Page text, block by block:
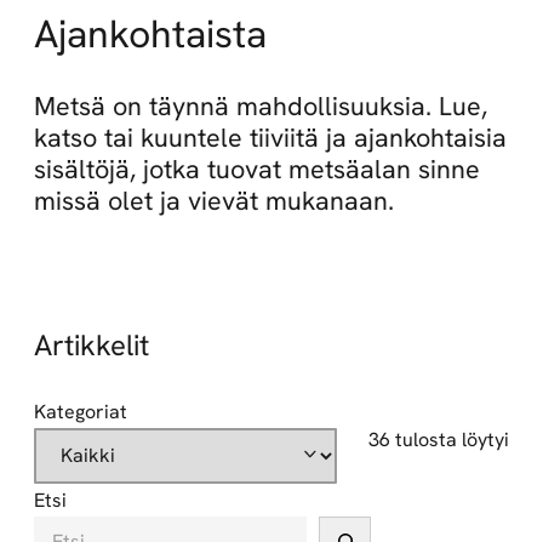
metsäalan
töitä
huippuosaajat.
Ajankohtaista
Metsä on täynnä mahdollisuuksia. Lue,
katso tai kuuntele tiiviitä ja ajankohtaisia
sisältöjä, jotka tuovat metsäalan sinne
missä olet ja vievät mukanaan.
Artikkelit
Kategoriat
36 tulosta löytyi
Etsi